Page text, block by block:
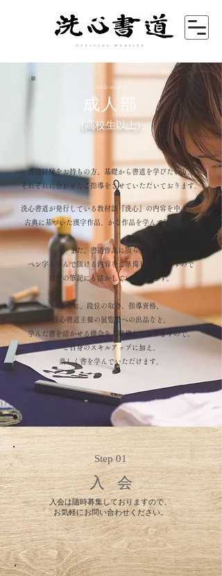
OFFICIAL WEBSITE
成人部
Adult section
(高校生以上)
書道経験をお持ちの方、基礎から書道を学びたい方、
それぞれに合わせたご指導をさせていただいております。
洗心書道が発行している教材誌『洗心』の内容を中心に、
古典に基づいた漢字作品、かな作品を学んで頂けます。
また、書道作品に限らず、
ペン字も学んで頂ける内容をご準備しておりますので
日常の筆記にも活かしていただけます。
さらに、段位の取得、指導資格、
洗心書道主催の展覧会への出品など、
学んだ書を活かせる機会をご準備しておりますので、
ご自身のスキルアップに加え、
楽しく書を学んでいただけます。
Step 01
入 会
入会は随時募集しておりますので、
お気軽にお問い合わせください。